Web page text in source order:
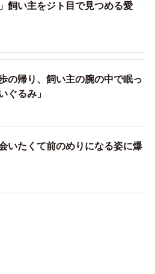
飼い主をジト目で見つめる愛
帰り、飼い主の腕の中で眠っ
ぐるみ」
いたくて前のめりになる姿に爆